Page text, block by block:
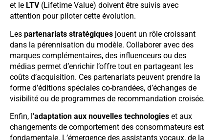
et le LTV(Lifetime Value) doivent être suivis avec
attention pour piloter cette évolution.
Les partenariats stratégiques jouent un rôle croissant
dans la pérennisation du modèle. Collaborer avec des
marques complémentaires, des influenceurs ou des
médias permet d’enrichir l’offre tout en partageant les
coûts d’acquisition. Ces partenariats peuvent prendre la
forme d’éditions spéciales co-brandées, d’échanges de
visibilité ou de programmes de recommandation croisée.
Enfin, l’adaptation aux nouvelles technologies et aux
changements de comportement des consommateurs est
fondamentale. L’émergence des assistants vocaux, de la